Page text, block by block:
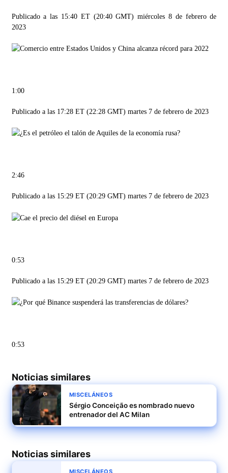
Publicado a las 15:40 ET (20:40 GMT) miércoles 8 de febrero de
2023
1:00
Publicado a las 17:28 ET (22:28 GMT) martes 7 de febrero de 2023
2:46
Publicado a las 15:29 ET (20:29 GMT) martes 7 de febrero de 2023
0:53
Publicado a las 15:29 ET (20:29 GMT) martes 7 de febrero de 2023
0:53
Noticias similares
MISCELÁNEOS
Sérgio Conceição es nombrado nuevo
entrenador del AC Milan
Noticias similares
MISCELÁNEOS